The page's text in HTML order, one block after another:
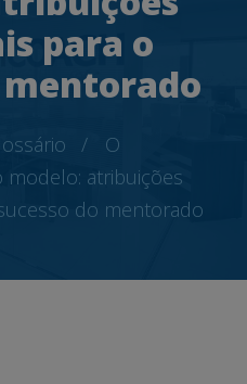
para o
mentorado
O
atribuições
do mentorado